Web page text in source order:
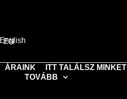
EN
ÁRAINK ITT TALÁLSZ MINKET
TOVÁBB